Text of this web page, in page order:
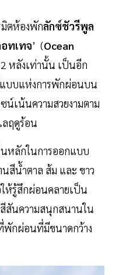
มิตห้องพักลักซ์ชัวรีพูล
ทเทจ’ (Ocean
หลังเท่านั้น เป็นอีก
บบแห่งการพักผ่อนบน
น์เน้นความสวยงามตาม
ลฤดูร้อน
นหลักในการออกแบบ
สีน้ำตาล ส้ม และ ขาว
ให้รู้สึกผ่อนคลายเป็น
สันความสนุกสนานใน
พักผ่อนที่มีขนาดกว้าง